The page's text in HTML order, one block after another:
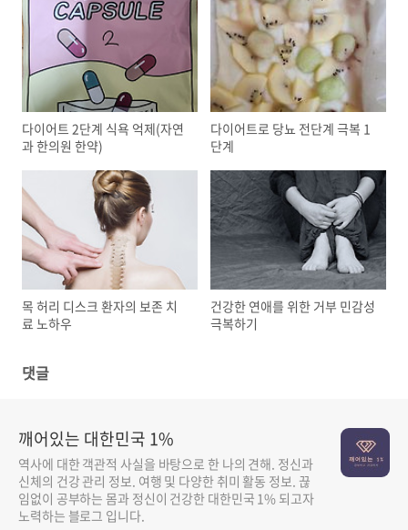
다이어트 2단계 식욕 억제(자연
과 한의원 한약)
다이어트로 당뇨 전단계 극복 1
단계
목 허리 디스크 환자의 보존 치
료 노하우
건강한 연애를 위한 거부 민감성
극복하기
댓글
깨어있는 대한민국 1%
역사에 대한 객관적 사실을 바탕으로 한 나의 견해. 정신과
신체의 건강 관리 정보. 여행 및 다양한 취미 활동 정보. 끊
임없이 공부하는 몸과 정신이 건강한 대한민국 1% 되고자
노력하는 블로그 입니다.